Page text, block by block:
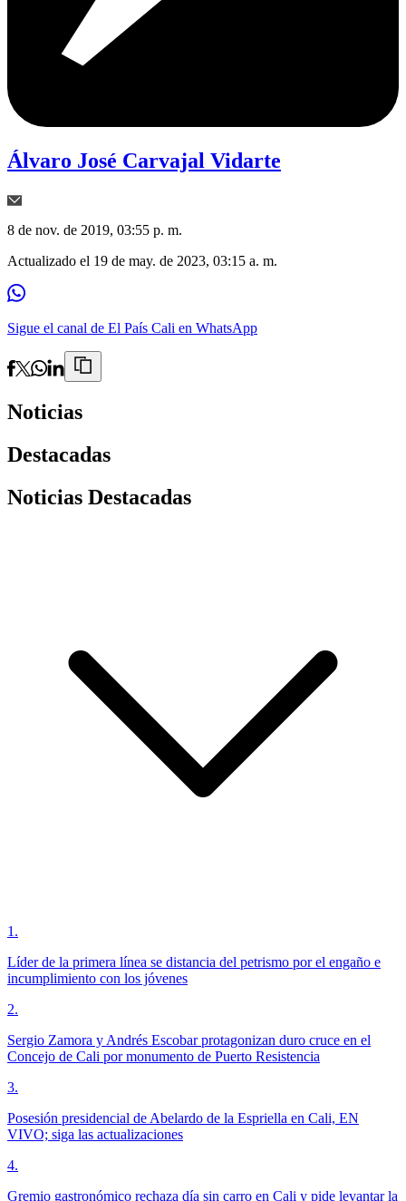
Álvaro José Carvajal Vidarte
8 de nov. de 2019, 03:55 p. m.
Actualizado el 19 de may. de 2023, 03:15 a. m.
Sigue el canal de El País Cali en WhatsApp
Noticias
Destacadas
Noticias Destacadas
1 .
Líder de la primera línea se distancia del petrismo por el engaño e
incumplimiento con los jóvenes
2.
Sergio Zamora y Andrés Escobar protagonizan duro cruce en el
Concejo de Cali por monumento de Puerto Resistencia
3.
Posesión presidencial de Abelardo de la Espriella en Cali, EN
VIVO; siga las actualizaciones
4.
Gremio gastronómico rechaza día sin carro en Cali y pide levantar la